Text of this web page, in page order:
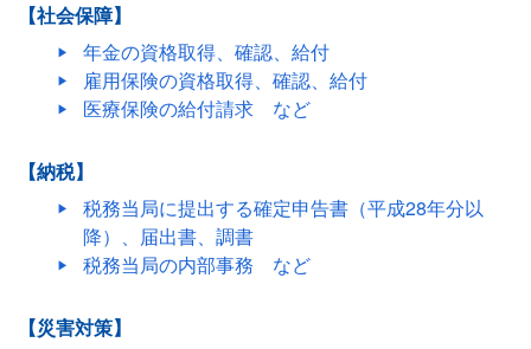
【社会保障】
年金の資格取得、確認、給付
雇用保険の資格取得、確認、給付
医療保険の給付請求 など
【納税】
税務当局に提出する確定申告書（平成28年分以
降）、届出書、調書
税務当局の内部事務 など
【災害対策】